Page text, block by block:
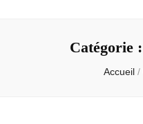
Catégorie :
Accueil /